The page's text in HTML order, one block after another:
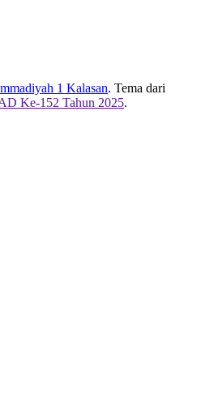
1 Kalasan. Tema dari
Ke-152 Tahun 2025.